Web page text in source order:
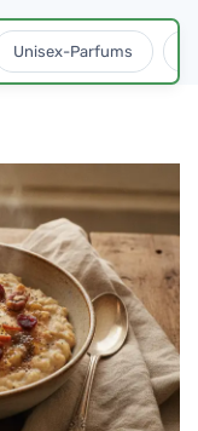
Unisex-Parfums